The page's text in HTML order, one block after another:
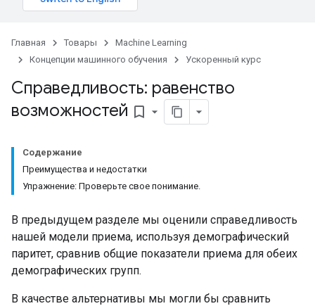
Главная Товары
Machine Learning
Концепции машинного обучения
Ускоренный курс
Справедливость: равенство
возможностей bookmark_border
Содержание
Преимущества и недостатки
Упражнение: Проверьте свое понимание.
В предыдущем разделе мы оценили справедливость
нашей модели приема, используя демографический
паритет, сравнив общие показатели приема для обеих
демографических групп.
В качестве альтернативы мы могли бы сравнить